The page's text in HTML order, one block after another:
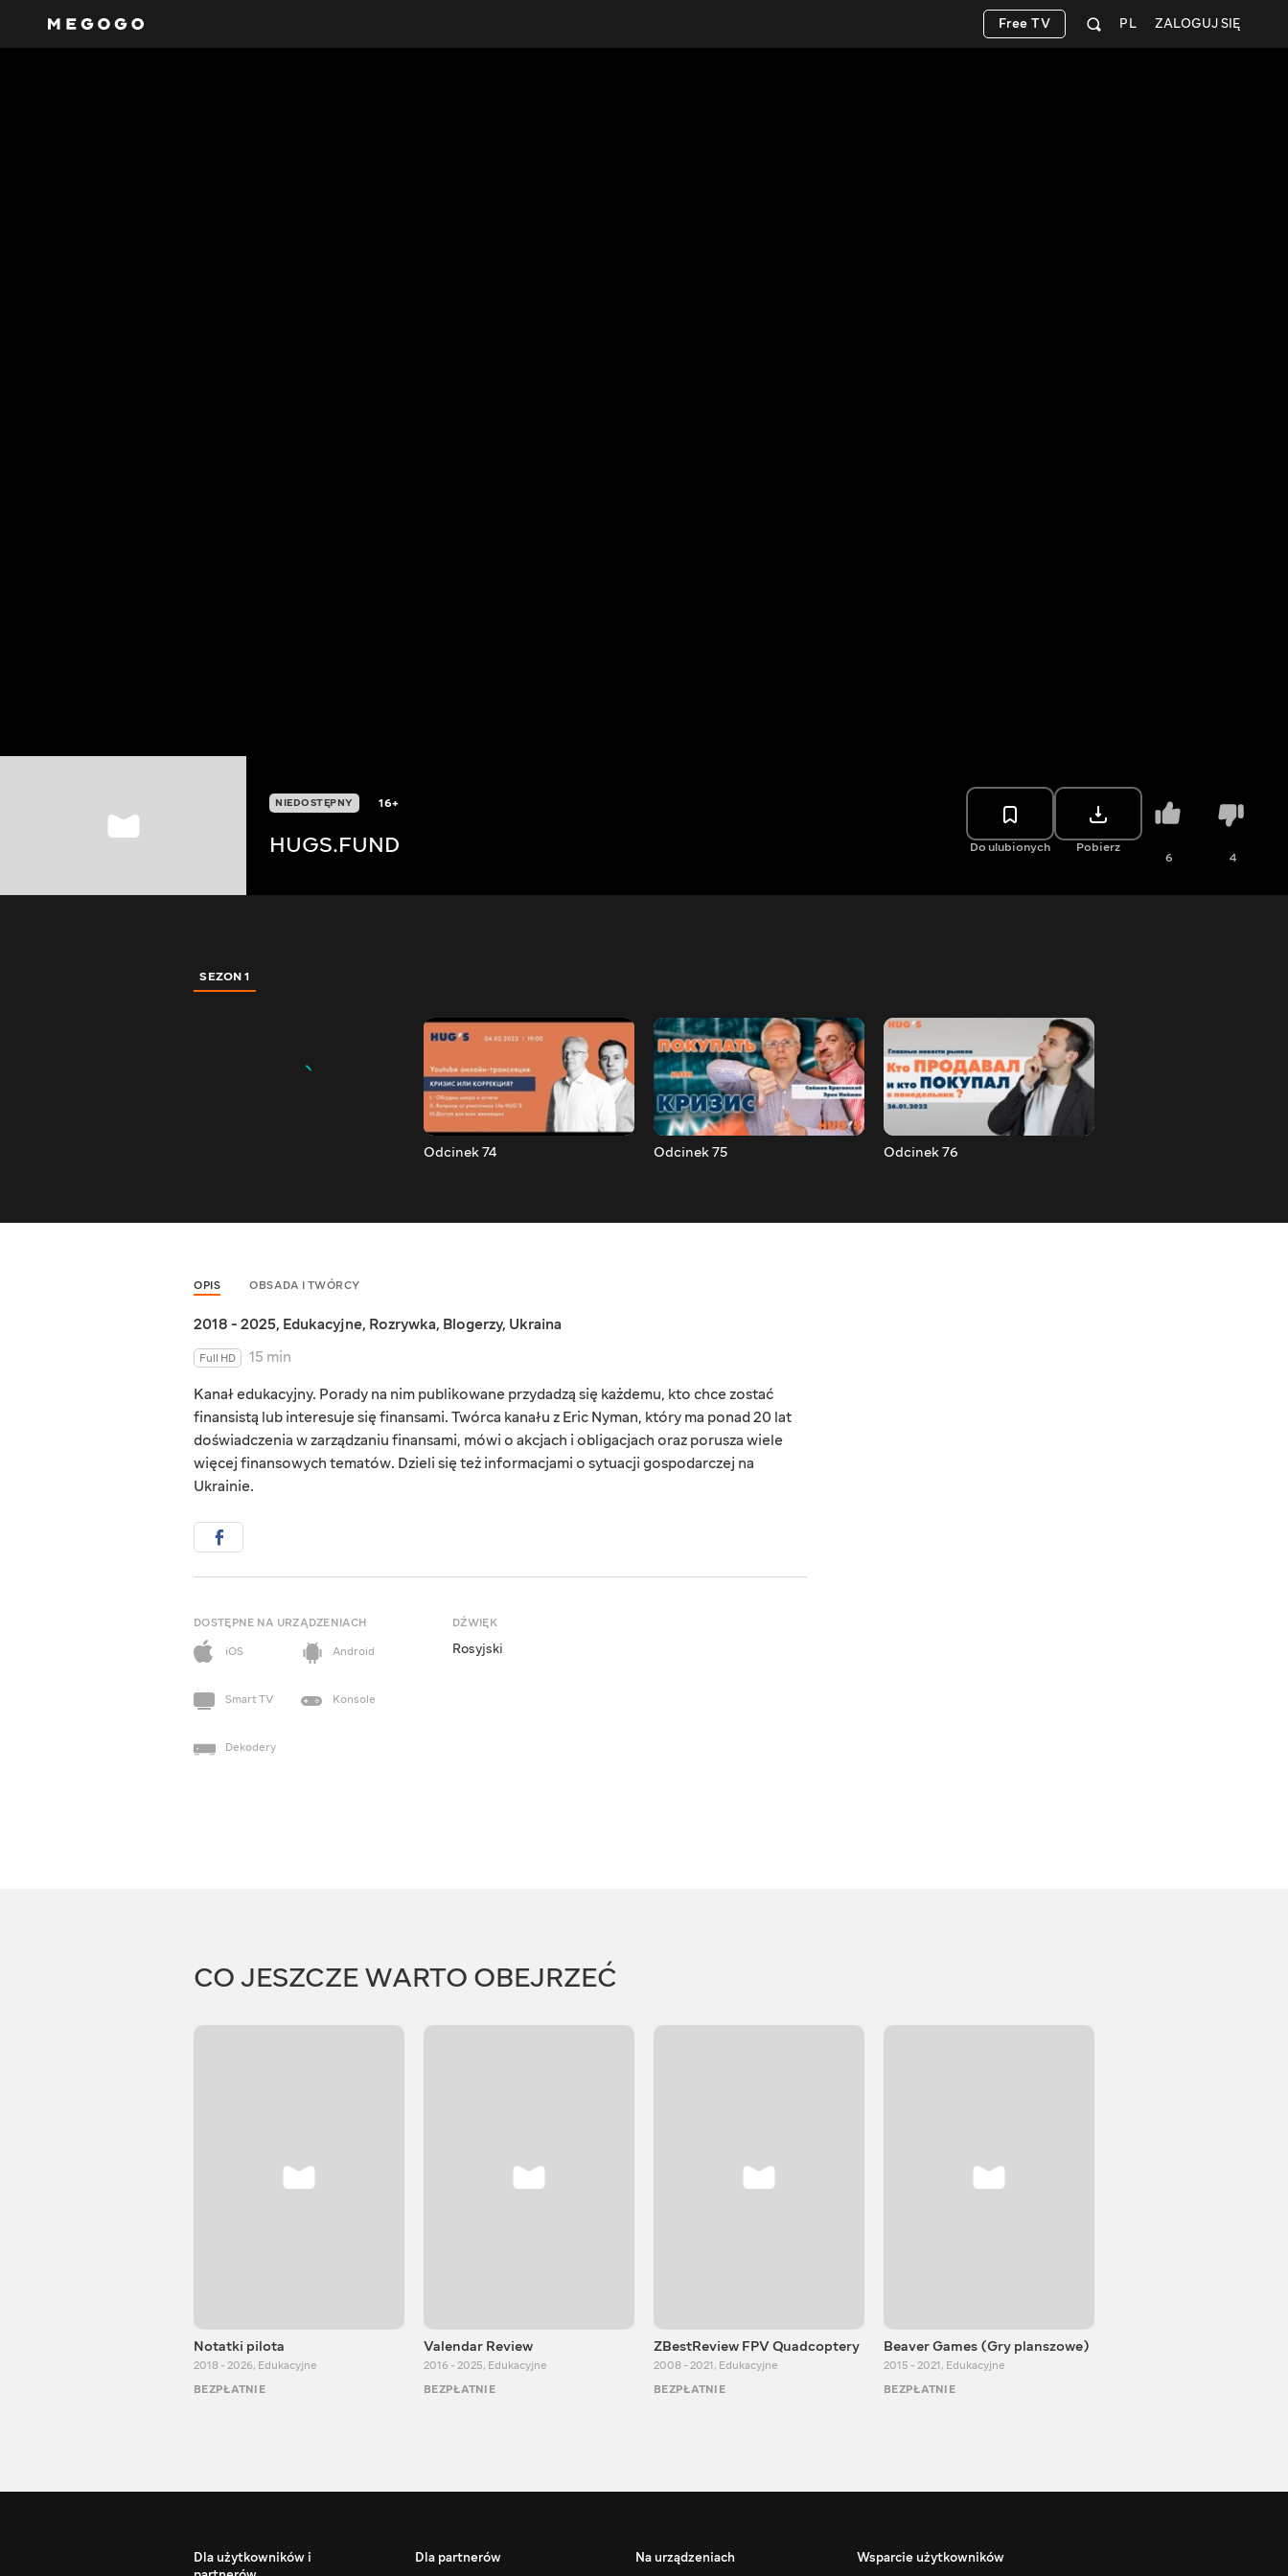
ZALOGUJ SIĘ
PL
Free TV
NIEDOSTĘPNY 16+
HUGS.FUND Do ulubionych Pobierz
6 4
SEZON 1
Odcinek 74 Odcinek 75 Odcinek 76
OPIS OBSADA I TWÓRCY
2018 - 2025, Edukacyjne, Rozrywka, Blogerzy, Ukraina
Full HD
15 min
Kanał edukacyjny. Porady na nim publikowane przydadzą się każdemu, kto chce zostać
finansistą lub interesuje się finansami. Twórca kanału z Eric Nyman, który ma ponad 20 lat
doświadczenia w zarządzaniu finansami, mówi o akcjach i obligacjach oraz porusza wiele
więcej finansowych tematów. Dzieli się też informacjami o sytuacji gospodarczej na
Ukrainie.
DOSTĘPNE NA URZĄDZENIACH
iOS
Android
Smart TV Konsole
Dekodery
DŹWIĘK
Rosyjski
CO JESZCZE WARTO OBEJRZEĆ
Notatki pilota
2018 - 2026, Edukacyjne
BEZPŁATNIE
Valendar Review
2016 - 2025, Edukacyjne
BEZPŁATNIE
ZBestReview FPV Quadcoptery
2008 - 2021, Edukacyjne
BEZPŁATNIE
Beaver Games (Gry planszowe)
2015 - 2021, Edukacyjne
BEZPŁATNIE
Dla użytkowników i
Dla partnerów Na urządzeniach Wsparcie użytkowników